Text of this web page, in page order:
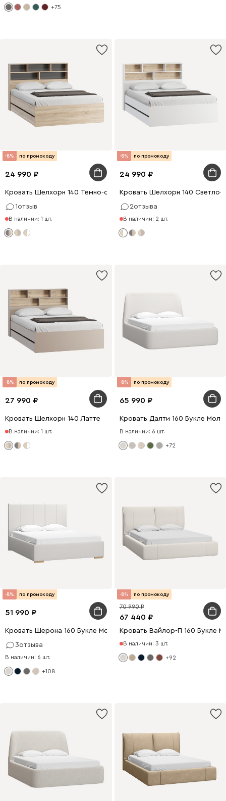
+75
-8% по промокоду
24 990
Кровать Шелхорн 140 Темно-серый
1отзыв
В наличии: 1 шт.
-8% по промокоду
24 990
Кровать Шелхорн 140 Светло-
2отзыва
В наличии: 2 шт.
-8% по промокоду
27 990
Кровать Шелхорн 140 Латте
В наличии: 1 шт.
-8% по промокоду
65 990
Кровать Далти 160 Букле
В наличии: 6 шт.
+72
-8% по промокоду
51 990
Кровать Шерона 160 Букле Молочный
3отзыва
В наличии: 6 шт.
+108
-8% по промокоду
67 440
70 990
Кровать Вайлор-П 160 Букле
В наличии: 3 шт.
+92